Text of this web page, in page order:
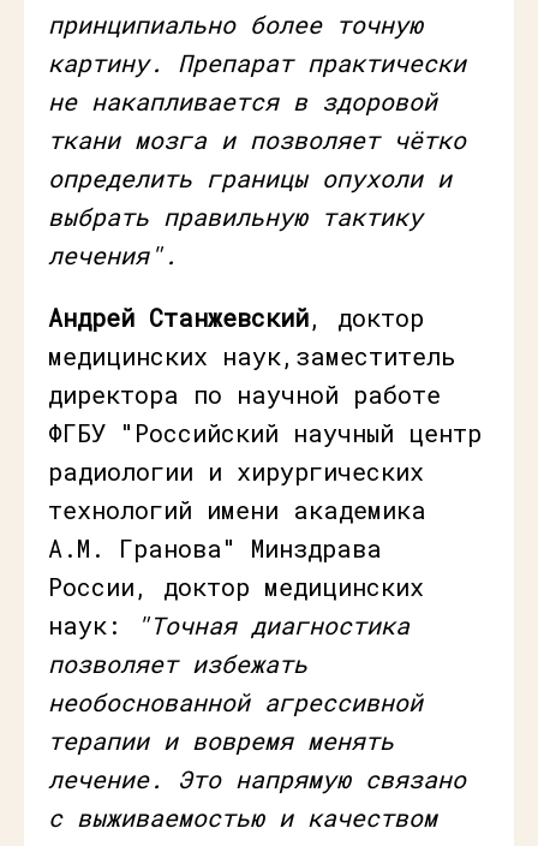
принципиально более точную
картину. Препарат практически
не накапливается в здоровой
ткани мозга и позволяет чётко
определить границы опухоли и
выбрать правильную тактику
лечения".
Андрей Станжевский, доктор
медицинских наук,заместитель
директора по научной работе
ФГБУ "Российский научный центр
радиологии и хирургических
технологий имени академика
А.М. Гранова" Минздрава
России, доктор медицинских
наук:
"Точная диагностика
позволяет избежать
необоснованной агрессивной
терапии и вовремя менять
лечение. Это напрямую связано
с выживаемостью и качеством